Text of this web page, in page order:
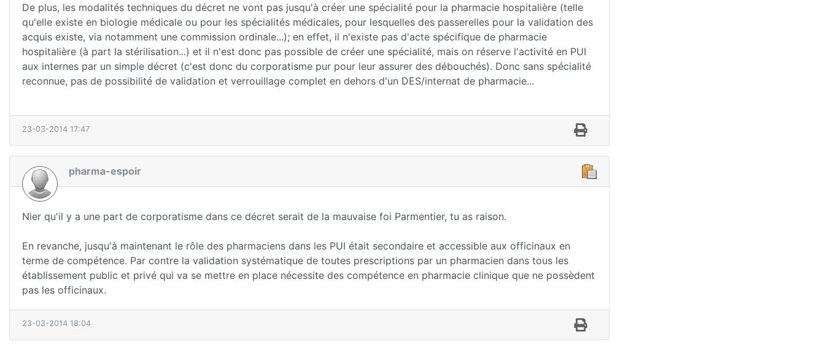
De plus, les modalités techniques du décret ne vont pas jusqu'à créer une spécialité pour la pharmacie hospitalière (telle
qu'elle existe en biologie médicale ou pour les spécialités médicales, pour lesquelles des passerelles pour la validation des
acquis existe, via notamment une commission ordinale...); en effet, il n'existe pas d'acte spécifique de pharmacie
hospitalière (à part la stérilisation...) et il n'est donc pas possible de créer une spécialité, mais on réserve l'activité en PUI
aux internes par un simple décret (c'est donc du corporatisme pur pour leur assurer des débouchés). Donc sans spécialité
reconnue, pas de possibilité de validation et verrouillage complet en dehors d'un DES/internat de pharmacie...
23-03-2014 17:47
pharma-espoir
Nier qu'il y a une part de corporatisme dans ce décret serait de la mauvaise foi Parmentier, tu as raison.
En revanche, jusqu'à maintenant le rôle des pharmaciens dans les PUI était secondaire et accessible aux officinaux en
terme de compétence. Par contre la validation systématique de toutes prescriptions par un pharmacien dans tous les
établissement public et privé qui va se mettre en place nécessite des compétence en pharmacie clinique que ne possèdent
pas les officinaux.
23-03-2014 18:04